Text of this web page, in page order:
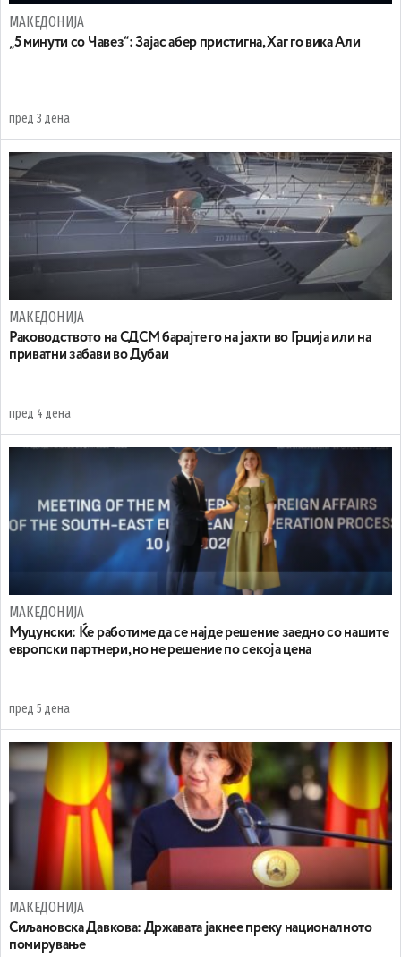
МАКЕДОНИЈА
„5 минути со Чавез“: Зајас абер пристигна, Хаг го вика Али
пред 3 дена
МАКЕДОНИЈА
Раководството на СДСМ барајте го на јахти во Грција или на
приватни забави во Дубаи
пред 4 дена
МАКЕДОНИЈА
Муцунски: Ќе работиме да се најде решение заедно со нашите
европски партнери, но не решение по секоја цена
пред 5 дена
МАКЕДОНИЈА
Сиљановска Давкова: Државата јакнее преку националното
помирување